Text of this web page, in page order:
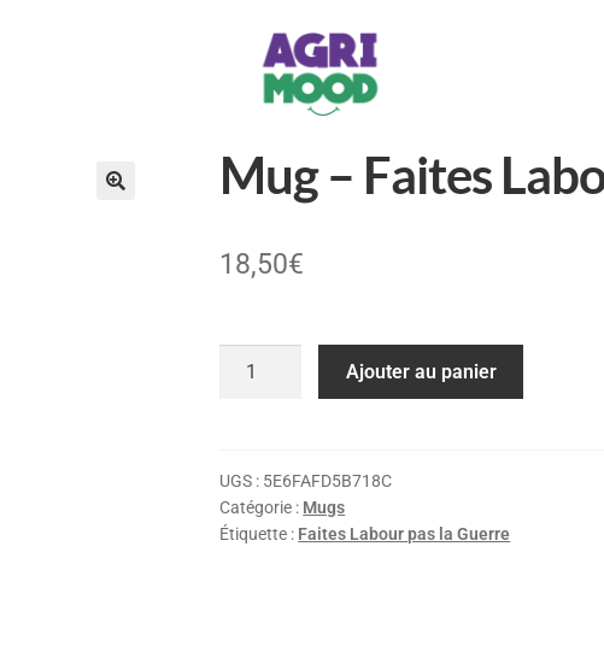
Mug – Faites
18,50€
Ajouter au panier
UGS : 5E6FAFD5B718C
Catégorie : Mugs
Étiquette : Faites Labour pas la Guerre